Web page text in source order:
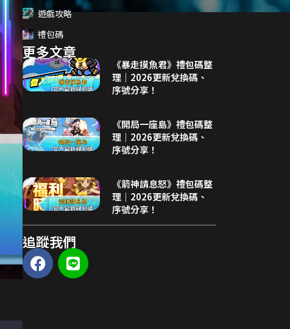
遊戲攻略
禮包碼
更多文章
《暴走摸魚君》禮包碼整
理｜2026更新兌換碼、
序號分享！
《開局一座島》禮包碼整
理｜2026更新兌換碼、
序號分享！
《箭神請息怒》禮包碼整
理｜2026更新兌換碼、
序號分享！
追蹤我們